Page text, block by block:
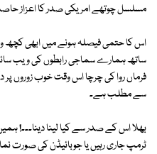
مسلسل چوتھے امریکی صدر کا اعزاز حاصل
اس کا حتمی فیصلہ ہونے میں ابھی کچھ
ساتھ ہمارے سماجی رابطوں کی ویب
فرماں روا کی چرچا اس وقت خوب زوروں
سے مطلب ہے۔
بھلا اس کے صدر سے کیا لینا دینا۔۔۔!
ٹرمپ جاری رہیں یا جوبائیڈن کی صورت